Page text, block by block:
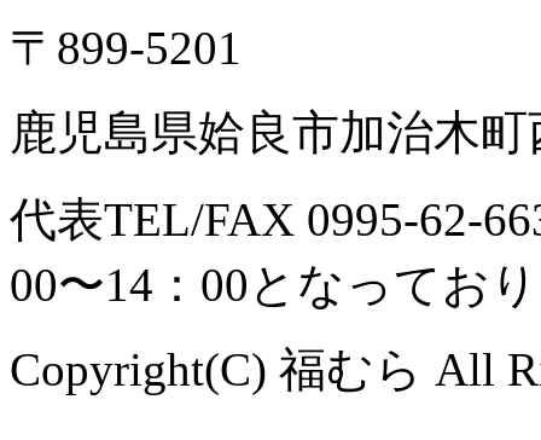
〒899-5201
鹿児島県姶良市加治木町
代表TEL/FAX 0995-62-
00〜14：00となってお
Copyright(C) 福むら All